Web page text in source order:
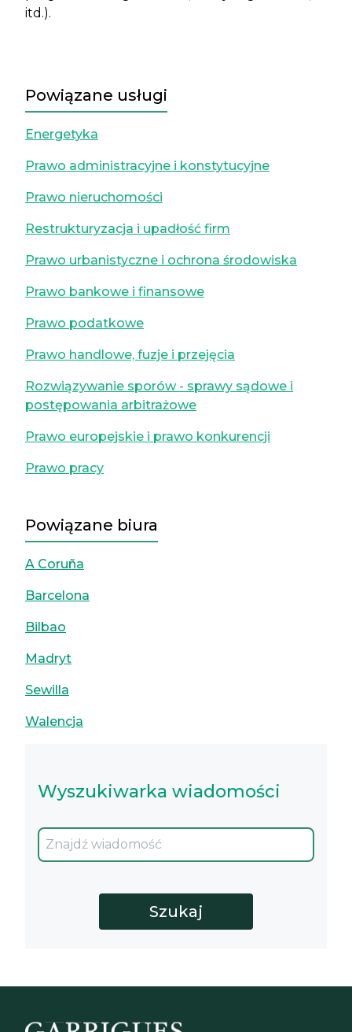
itd.).
Powiązane usługi
Energetyka
Prawo administracyjne i konstytucyjne
Prawo nieruchomości
Restrukturyzacja i upadłość firm
Prawo urbanistyczne i ochrona środowiska
Prawo bankowe i finansowe
Prawo podatkowe
Prawo handlowe, fuzje i przejęcia
Rozwiązywanie sporów - sprawy sądowe i
postępowania arbitrażowe
Prawo europejskie i prawo konkurencji
Prawo pracy
Powiązane biura
A Coruña
Barcelona
Bilbao
Madryt
Sewilla
Walencja
Wyszukiwarka wiadomości